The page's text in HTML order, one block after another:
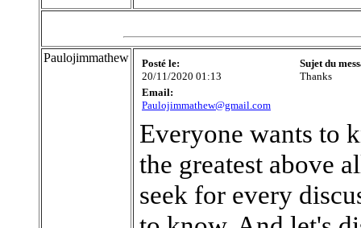
Paulojimmathew
Posté le:
20/11/2020 01:13
Sujet du
Thanks
Email:
Paulojimmathew@gmail.com
Everyone wants to
the greatest above
seek for every